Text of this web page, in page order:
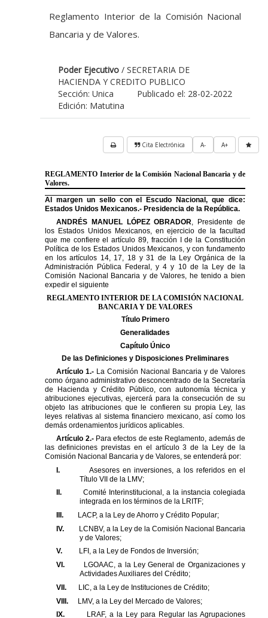
Reglamento Interior de la Comisión Nacional
Bancaria y de Valores.
Poder Ejecutivo / SECRETARIA DE
HACIENDA Y CREDITO PUBLICO
Publicado el: 28-02-2022
Sección: Unica
Edición: Matutina
A+
A-
Cita Electrónica